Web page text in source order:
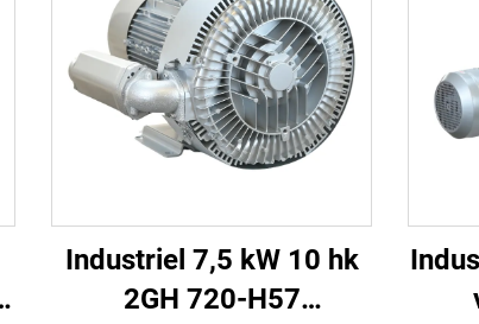
Industriel 7,5 kW 10 hk
2GH 720-H57